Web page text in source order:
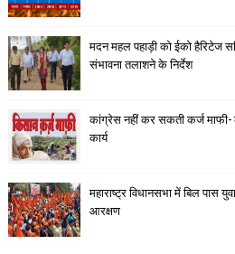
मदन महल पहाड़ी को ईको हैरिटेज
संभावना तलाशने के निर्देश
कांग्रेस नहीं कर सकती कर्ज माफी-
कार्य
महाराष्ट्र विधानसभा में बिल पास
आरक्षण